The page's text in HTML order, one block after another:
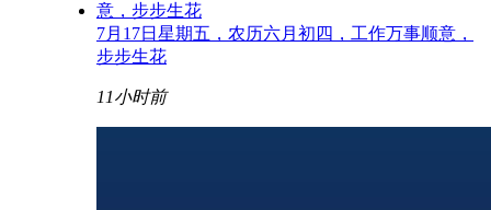
7月17日星期五，农历六月初四，工作万事顺意，
步步生花
11小时前